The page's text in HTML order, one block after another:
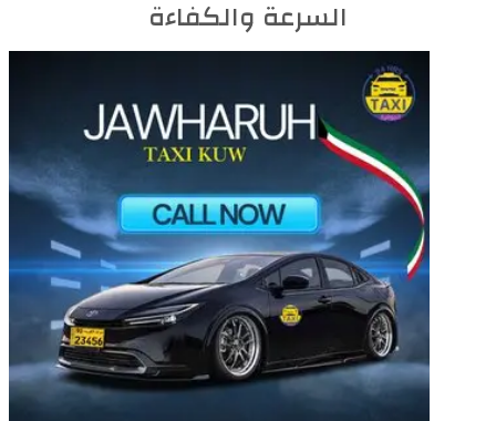
السرعة والكفاءة